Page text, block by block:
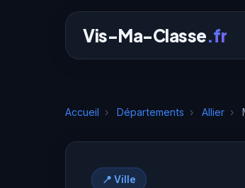
Vis-Ma-Classe.fr
Accueil › Départements › Allier ›
📍 Ville